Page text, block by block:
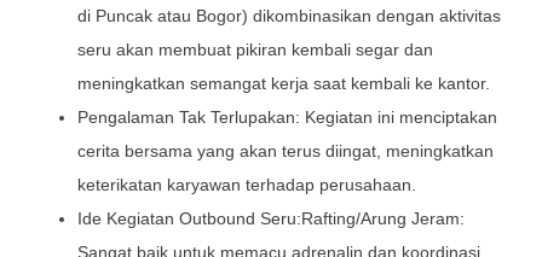
di Puncak atau Bogor) dikombinasikan dengan aktivitas
seru akan membuat pikiran kembali segar dan
meningkatkan semangat kerja saat kembali ke kantor.
Pengalaman Tak Terlupakan: Kegiatan ini menciptakan
cerita bersama yang akan terus diingat, meningkatkan
keterikatan karyawan terhadap perusahaan.
Ide Kegiatan Outbound Seru:Rafting/Arung Jeram:
Sangat baik untuk memacu adrenalin dan koordinasi